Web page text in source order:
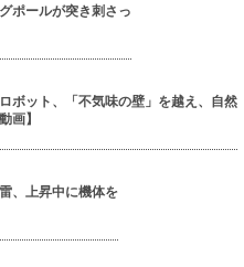
ポールが突き刺さっ
ボット、「不気味の壁」を越え、自然
画】
、上昇中に機体を